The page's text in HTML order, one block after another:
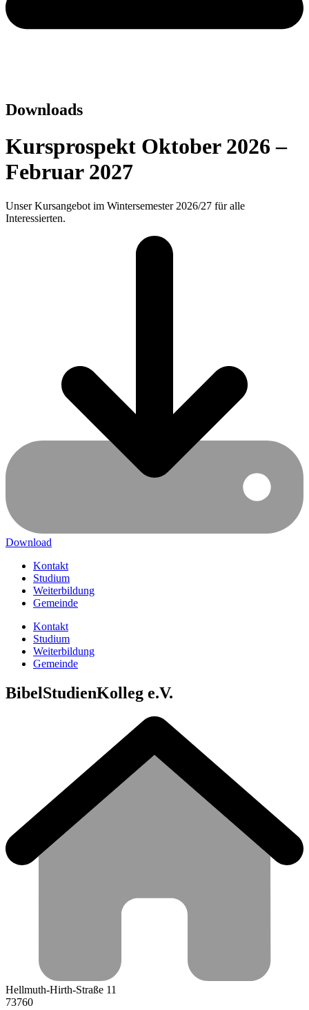
Downloads
Kursprospekt Oktober 2026 –
Februar 2027
Unser Kursangebot im Wintersemester 2026/27 für alle
Interessierten.
Download
Kontakt
Studium
Weiterbildung
Gemeinde
Kontakt
Studium
Weiterbildung
Gemeinde
BibelStudienKolleg e.V.
Hellmuth-Hirth-Straße 11
73760